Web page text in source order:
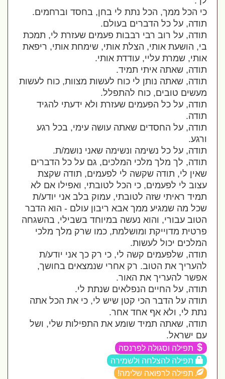
כי הכל ממך, הכל נתת לי בחן, בחסד וברחמים.
תודה, על כל הדברים בעולם.
תודה, על רוב רבי רבבות פעמים שעזרת לי, תמכת
בי, הושעת אותי, הצלת אותי, שימחת אותי, ריפאת
אותי, שמרת עליי, עודדת אותי.
תודה, שאתה איתי תמיד.
תודה, שאתה נותן לי כוח לעשות מצוות, כוח לעשות
מעשים טובים, כוח להתפלל.
תודה, על כל הפעמים שעזרת ולא ידעתי להגיד
תודה.
תודה, על החסדים שאתה עושה עימי, בכל רגע
ורגע.
תודה, על כל נשימה ונשימה שאני נושמ/ת.
תודה, לך מלך מלכי המלכים, גם על כל הדברים
שאין לי, תודה שקשה לי לפעמים, תודה שקצת
עצוב לי לפעמים, כי הכל לטובתי, ואפילו אם לא
תמיד ראיתי שזה לטובתי, עמוק בלב אני יודע/ת
שכל מה שמגיע ממך אבא ריבון עולם - הוא הדבר
הטוב עבורי, והוא נעשה במיוחד בשבילי, בהשגחה
פרטית מדוייקת ומושלמת, כמו שרק מלך מלכי
המלכים יכול לעשות.
תודה, שלפעמים קשה לי, כי רק כך אני יודע/ת
להעריך את הטוב. רק אחרי שנמצאים בחושך,
אפשר להעריך את האור.
תודה, על החיים הנפלאים שנתת לי.
תודה על הדבר הכי קטן שיש לי, כי את הכל אתה
נתת לי, ולא אף אחד אחר.
תודה, שאתה תמיד שומע את התפילות שלי, ושל
עם ישראל.
תפילה וסגולה לפרנסה
תפילה להצלחה ולשמירה
תפילה לרפואה שלימה!